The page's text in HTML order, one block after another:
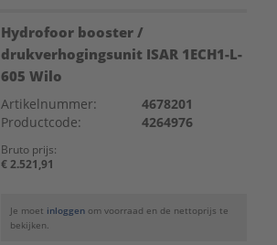
Hydrofoor booster /
drukverhogingsunit ISAR 1ECH1-L-
605 Wilo
Artikelnummer:
4678201
Productcode:
4264976
Bruto prijs:
€ 2.521,91
Je moet inloggen om voorraad en de nettoprijs te
bekijken.